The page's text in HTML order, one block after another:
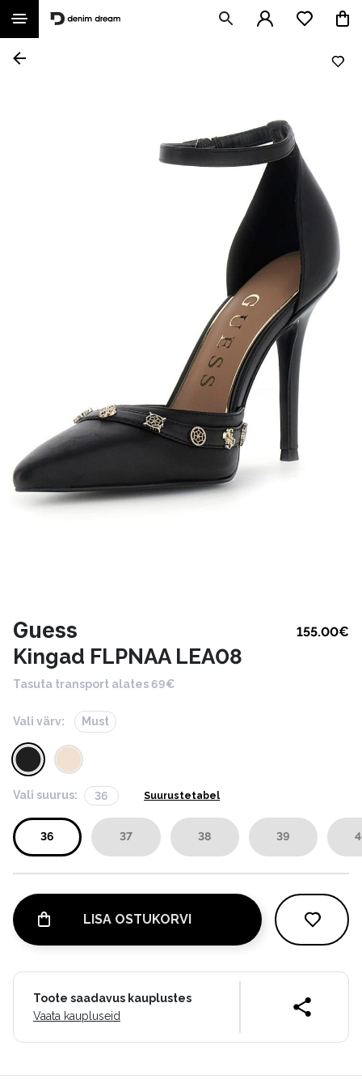
Guess 155.00€
Kingad FLPNAA LEA08
Tasuta transport alates 69€
Vali värv: Must
Vali suurus: 36 Suurustetabel
36 37 38 39
LISA OSTUKORVI
Toote saadavus kauplustes
Vaata kaupluseid